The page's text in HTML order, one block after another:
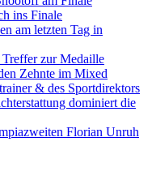
ins Finale
am letzten Tag in
zur Medaille
Zehnte im Mixed
& des Sportdirektors
dominiert die
Florian Unruh